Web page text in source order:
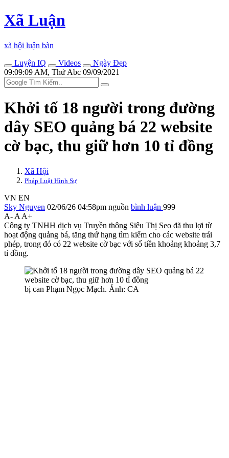
Xã Luận
xã hội luận bàn
Luyện IQ
Videos
Ngày Đẹp
09:09:09 AM, Thứ Abc 09/09/2021
Khởi tố 18 người trong đường
dây SEO quảng bá 22 website
cờ bạc, thu giữ hơn 10 tỉ đồng
Xã Hội
Pháp Luật Hình Sự
VN EN
Sky Nguyen 02/06/26 04:58pm nguồn bình luận 999
A- A A+
Công ty TNHH dịch vụ Truyền thông Siêu Thị Seo đã thu lợi từ
hoạt động quảng bá, tăng thứ hạng tìm kiếm cho các website trái
phép, trong đó có 22 website cờ bạc với số tiền khoảng khoảng 3,7
tỉ đồng.
bị can Phạm Ngọc Mạch. Ảnh: CA